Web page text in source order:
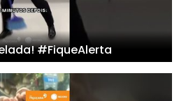
#FiqueAlerta